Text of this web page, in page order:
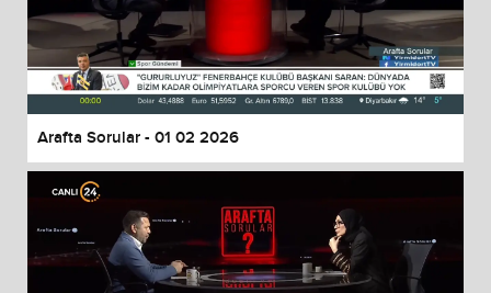
Arafta Sorular - 01 02 2026